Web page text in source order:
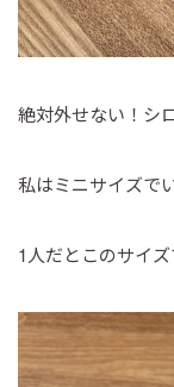
絶対外せない！シ
私はミニサイズで
1人だとこのサイ